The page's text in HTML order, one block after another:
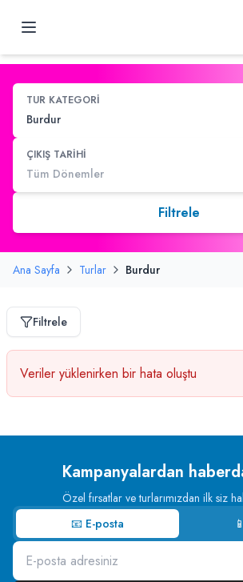
TUR KATEGORİ
Burdur
ÇIKIŞ TARİHİ
Tüm Dönemler
Filtrele
Ana Sayfa Turlar Burdur
Filtrele
Veriler yüklenirken bir hata oluştu
Kampanyalardan
Özel fırsatlar ve turlarımızdan ilk siz
📧 E-posta